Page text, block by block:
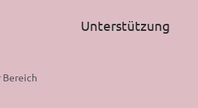
Unterstützung